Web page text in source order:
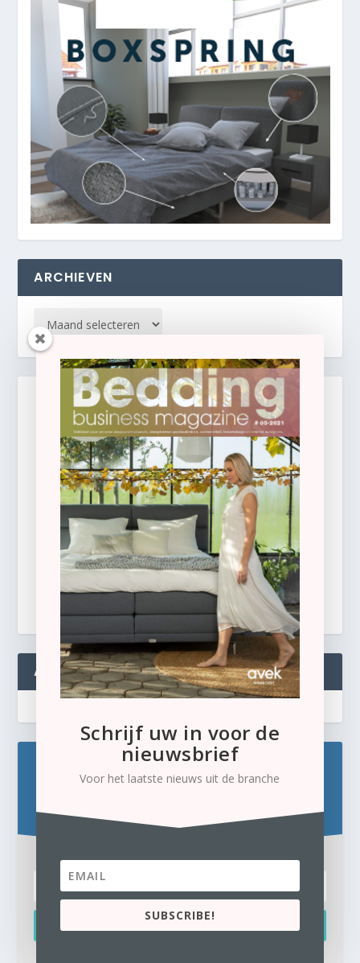
ARCHIEVEN
ABONNEREN
Blijf op de hoogte!
Schrijf uw in voor de
nieuwsbrief
Voor het laatste nieuws uit de branche
SUBSCRIBE!